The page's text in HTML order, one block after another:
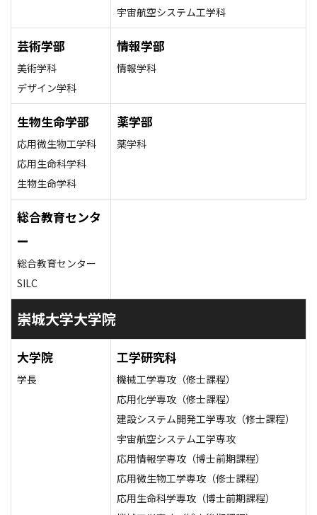
宇宙航空システム工学科
芸術学部
美術学科
デザイン学科
情報学部
情報学科
生物生命学部
応用微生物工学科
応用生命科学科
生物生命学科
薬学部
薬学科
総合教育センタ
ー
総合教育センター
SILC
崇城大学大学院
大学院
学長
工学研究科
機械工学専攻（修士課程）
応用化学専攻（修士課程）
建設システム開発工学専攻（修士課程）
宇宙航空システム工学専攻
応用情報学専攻（博士前期課程）
応用微生物工学専攻（修士課程）
応用生命科学専攻（博士前期課程）